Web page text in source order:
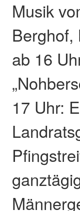
Musik
Berghof,
ab 16
17 Uhr: